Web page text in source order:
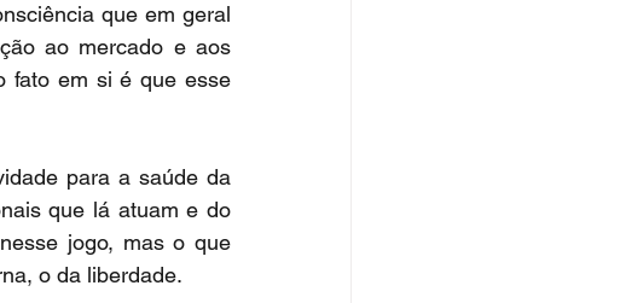
que em geral
ao mercado e aos
fato em si é que esse
para a saúde da
que lá atuam e do
jogo, mas o que
o da liberdade.